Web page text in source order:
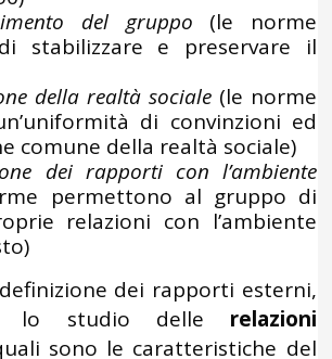
del gruppo (le norme
stabilizzare e preservare il
della realtà sociale(le norme
di convinzioni ed
comune della realtà sociale)
dei rapporti con l’ambiente
permettono al gruppo di
relazioni con l’ambiente
dei rapporti esterni,
lo studio delle relazioni
sono le caratteristiche del